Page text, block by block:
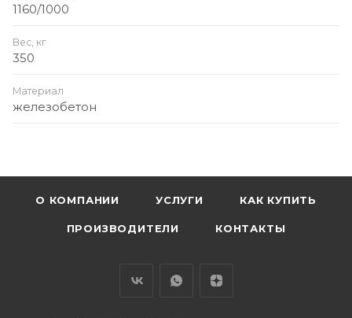
1160/1000
Вес, кг
350
Материал
железобетон
О КОМПАНИИ УСЛУГИ КАК КУПИТЬ
ПРОИЗВОДИТЕЛИ КОНТАКТЫ